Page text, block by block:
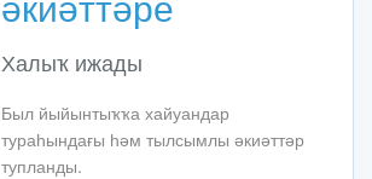
Халыҡ ижады
Был йыйынтыҡҡа хайуандар
тураһындағы һәм тылсымлы әкиәттәр
тупланды.